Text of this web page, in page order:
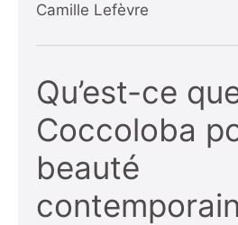
Camille Lefèvre
Qu’est-ce
Coccoloba
beauté